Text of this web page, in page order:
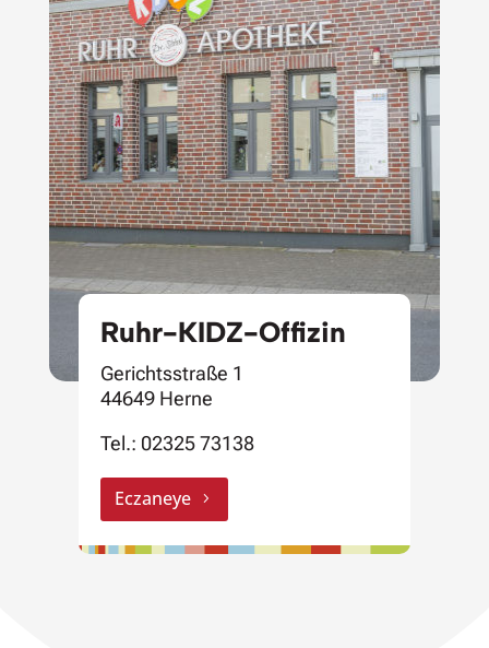
Ruhr-KIDZ-Offizin
Gerichtsstraße 1
44649 Herne
Tel.: 02325 73138
Eczaneye